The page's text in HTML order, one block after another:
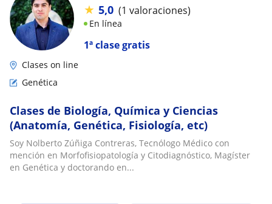
1ª clase gratis
★ 5,0 (1 valoraciones)
En línea
Clases on line
Genética
Clases de Biología, Química y Ciencias
(Anatomía, Genética, Fisiología, etc)
Soy Nolberto Zúñiga Contreras, Tecnólogo Médico con
mención en Morfofisiopatología y Citodiagnóstico, Magíster
en Genética y doctorando en...